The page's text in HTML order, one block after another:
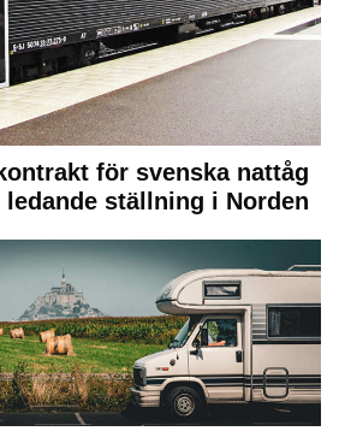
för svenska nattåg
ställning i Norden